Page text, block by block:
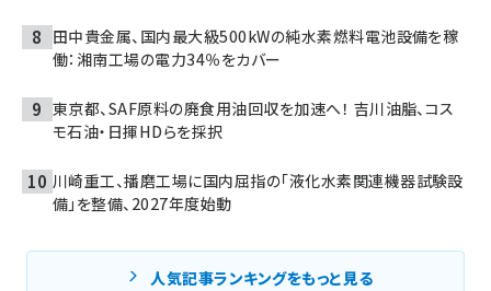
田中貴金属、国内最大級500kWの純水素燃料電池設備を稼
働：湘南工場の電力34％をカバー
東京都、SAF原料の廃食用油回収を加速へ！ 吉川油脂、コス
モ石油・日揮HDらを採択
川崎重工、播磨工場に国内屈指の「液化水素関連機器試験設
備」を整備、2027年度始動
人気記事ランキングをもっと見る